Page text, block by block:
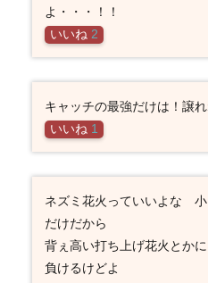
よ・・・！！
いいね 2
キャッチの最強だけは！譲れ
いいね 1
ネズミ花火っていいよな
だけだから
背ぇ高い打ち上げ花火とか
負けるけどよ